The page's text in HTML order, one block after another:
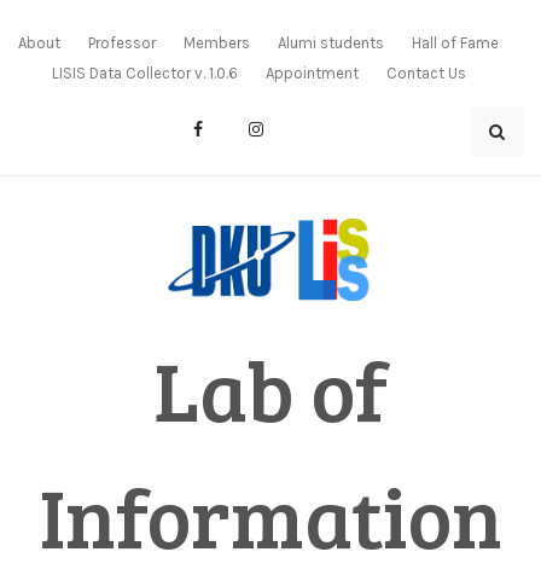
content
About Professor Members Alumi students
Hall of Fame
LISIS Data Collector v. 1.0.6
Appointment Contact Us
Lab of
Information